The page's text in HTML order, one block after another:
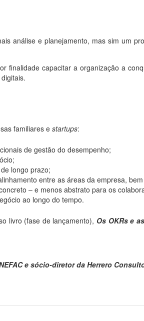
análise e planejamento, mas sim um
capacitar a organização a
familiares e startups:
de gestão do desempenho;
longo prazo;
entre as áreas da empresa,
– e menos abstrato para os
ao longo do tempo.
livro (fase de lançamento), Os OKRs e
e sócio-diretor da Herrero